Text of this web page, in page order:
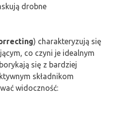
drobne
) charakteryzują się
co czyni je idealnym
się z bardziej
składnikom
widoczność: